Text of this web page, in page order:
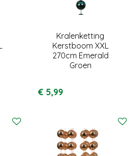
Kralenketting
Kerstboom XXL
270cm Emerald
Groen
€ 5,99